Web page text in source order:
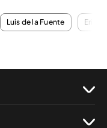
Luis de la Fuente Eric